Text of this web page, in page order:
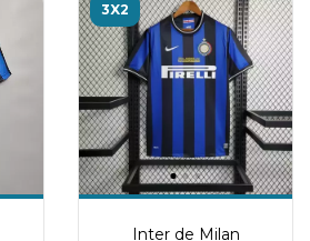
3X2
Inter de Milan